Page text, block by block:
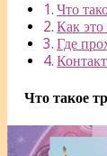
Что
Как это
Где
Что такое